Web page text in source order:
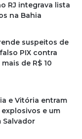
RJ integrava lista
na Bahia
suspeitos de
PIX contra
de R$ 10
e Vitória entram
e um
Salvador